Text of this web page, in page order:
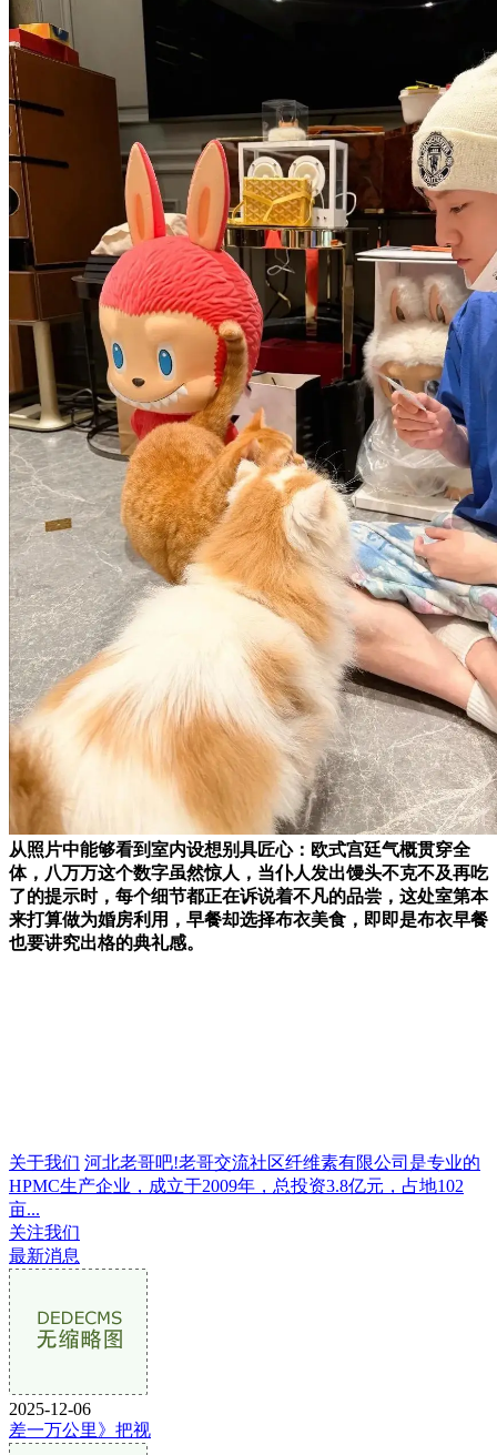
从照片中能够看到室内设想别具匠心：欧式宫廷气概贯穿全
体，八万万这个数字虽然惊人，当仆人发出馒头不克不及再吃
了的提示时，每个细节都正在诉说着不凡的品尝，这处室第本
来打算做为婚房利用，早餐却选择布衣美食，即即是布衣早餐
也要讲究出格的典礼感。
关于我们 河北老哥吧!老哥交流社区纤维素有限公司是专业的
HPMC生产企业，成立于2009年，总投资3.8亿元，占地102
亩...
关注我们
最新消息
2025-12-06
差一万公里》把视